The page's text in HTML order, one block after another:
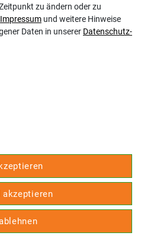
KG
Tel. 0221-9543096
zu ändern oder zu
Impressum und weitere Hinweise
Daten in unserer Daten­schutz­
akzeptieren
- Unser E-Commerce-Partner:Heiter.net